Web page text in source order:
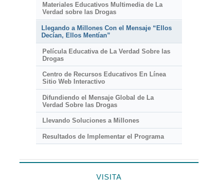
Materiales Educativos Multimedia de La
Verdad sobre las Drogas
Llegando a Millones Con el Mensaje “Ellos
Decían, Ellos Mentían”
Película Educativa de La Verdad Sobre las
Drogas
Centro de Recursos Educativos En Línea
Sitio Web Interactivo
Difundiendo el Mensaje Global de La
Verdad Sobre las Drogas
Llevando Soluciones a Millones
Resultados de Implementar el Programa
VISITA